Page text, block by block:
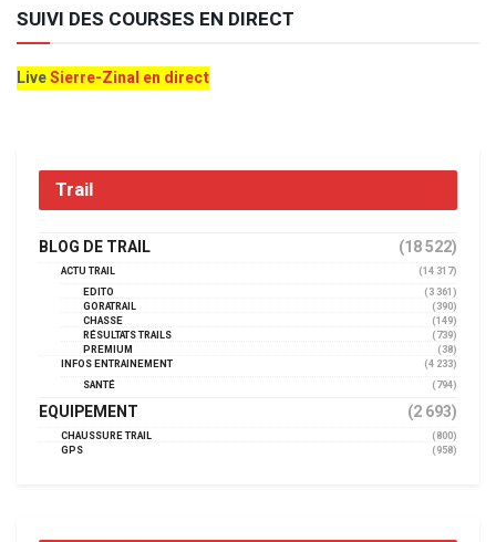
SUIVI DES COURSES EN DIRECT
LiveSierre-Zinal en direct
Trail
BLOG DE TRAIL (18 522)
ACTU TRAIL
(14 317)
EDITO
(3 361)
GORATRAIL
(390)
CHASSE
(149)
RÉSULTATS TRAILS
(739)
PREMIUM
(38)
INFOS ENTRAINEMENT
(4 233)
SANTÉ
(794)
EQUIPEMENT (2 693)
CHAUSSURE TRAIL
(800)
GPS
(958)